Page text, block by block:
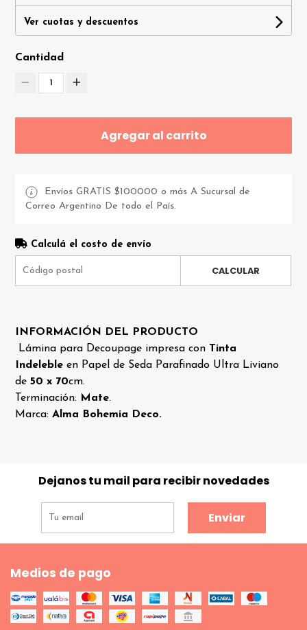
Ver cuotas y descuentos
Cantidad
1
Agregar al carrito
Envíos GRATIS $100000 o más A Sucursal de
Correo Argentino De todo el País.
Calculá el costo de envío
CALCULAR
INFORMACIÓN DEL PRODUCTO
Lámina para Decoupage impresa con Tinta
Indeleble en Papel de Seda Parafinado Ultra Liviano
de50 x 70cm.
Terminación: Mate.
Marca: Alma Bohemia Deco.
Dejanos tu mail para recibir novedades
Enviar
Medios de pago